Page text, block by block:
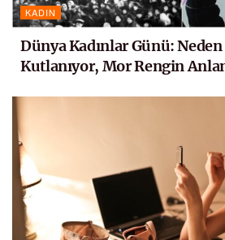
KADIN
Dünya Kadınlar Günü:
Kutlanıyor, Mor Rengin